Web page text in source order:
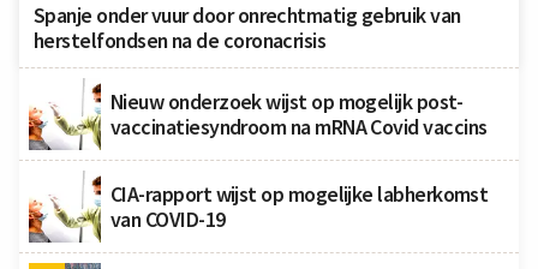
Spanje onder vuur door onrechtmatig gebruik van
herstelfondsen na de coronacrisis
Nieuw onderzoek wijst op mogelijk post-
vaccinatiesyndroom na mRNA Covid vaccins
CIA-rapport wijst op mogelijke labherkomst
van COVID-19